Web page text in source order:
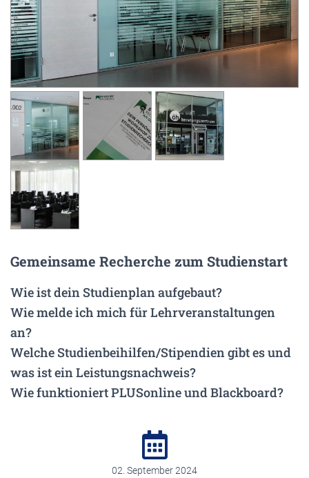
A
L
Gemeinsame Recherche zum Studienstart
Wie ist dein Studienplan aufgebaut?
Wie melde ich mich für Lehrveranstaltungen
an?
Welche Studienbeihilfen/Stipendien gibt es und
was ist ein Leistungsnachweis?
Wie funktioniert PLUSonline und Blackboard?
02. September 2024